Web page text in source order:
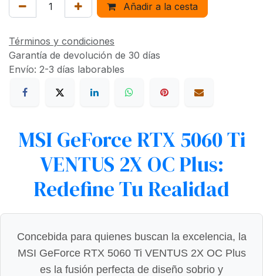
Añadir a la cesta
Términos y condiciones
Garantía de devolución de 30 días
Envío: 2-3 días laborables
MSI GeForce RTX 5060 Ti
VENTUS 2X OC Plus:
Redefine Tu Realidad
Concebida para quienes buscan la excelencia, la
MSI GeForce RTX 5060 Ti VENTUS 2X OC Plus
es la fusión perfecta de diseño sobrio y